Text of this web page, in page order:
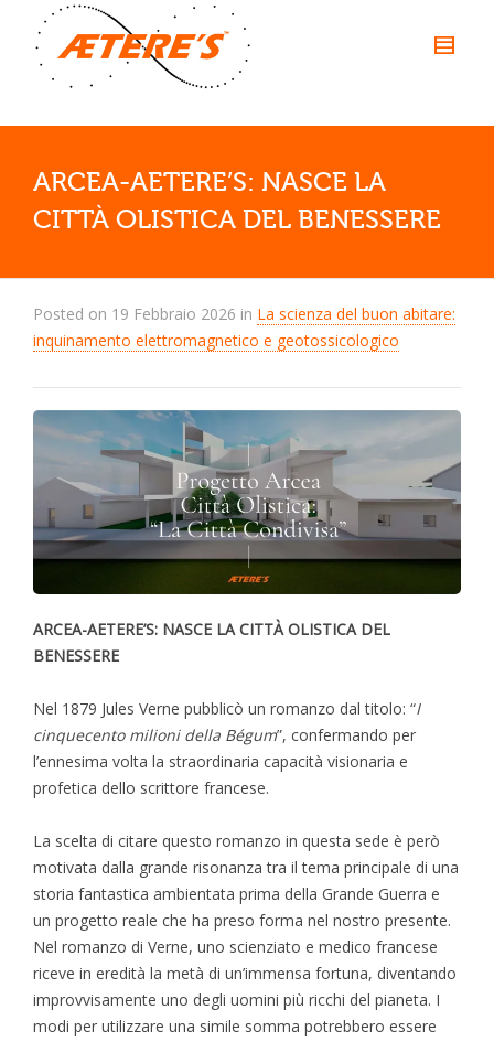
ARCEA-AETERE’S: NASCE LA
CITTÀ OLISTICA DEL BENESSERE
Posted on 19 Febbraio 2026 in La scienza del buon abitare:
inquinamento elettromagnetico e geotossicologico
ARCEA-AETERE’S: NASCE LA CITTÀ OLISTICA DEL
BENESSERE
Nel 1879 Jules Verne pubblicò un romanzo dal titolo: “I
cinquecento milioni della Bégum”, confermando per
l’ennesima volta la straordinaria capacità visionaria e
profetica dello scrittore francese.
La scelta di citare questo romanzo in questa sede è però
motivata dalla grande risonanza tra il tema principale di una
storia fantastica ambientata prima della Grande Guerra e
un progetto reale che ha preso forma nel nostro presente.
Nel romanzo di Verne, uno scienziato e medico francese
riceve in eredità la metà di un’immensa fortuna, diventando
improvvisamente uno degli uomini più ricchi del pianeta. I
modi per utilizzare una simile somma potrebbero essere